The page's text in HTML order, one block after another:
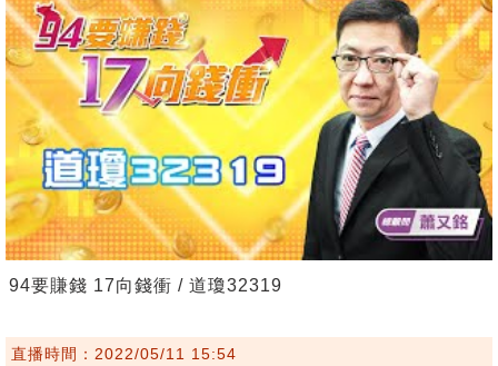
94要賺錢 17向錢衝 / 道瓊32319
直播時間：2022/05/11 15:54